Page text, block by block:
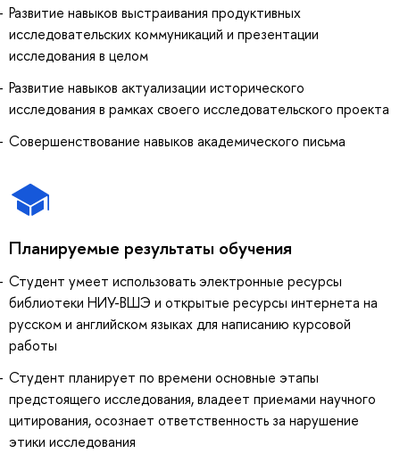
Развитие навыков выстраивания продуктивных
исследовательских коммуникаций и презентации
исследования в целом
Развитие навыков актуализации исторического
исследования в рамках своего исследовательского проекта
Совершенствование навыков академического письма
Планируемые результаты обучения
Студент умеет использовать электронные ресурсы
библиотеки НИУ-ВШЭ и открытые ресурсы интернета на
русском и английском языках для написанию курсовой
работы
Студент планирует по времени основные этапы
предстоящего исследования, владеет приемами научного
цитирования, осознает ответственность за нарушение
этики исследования